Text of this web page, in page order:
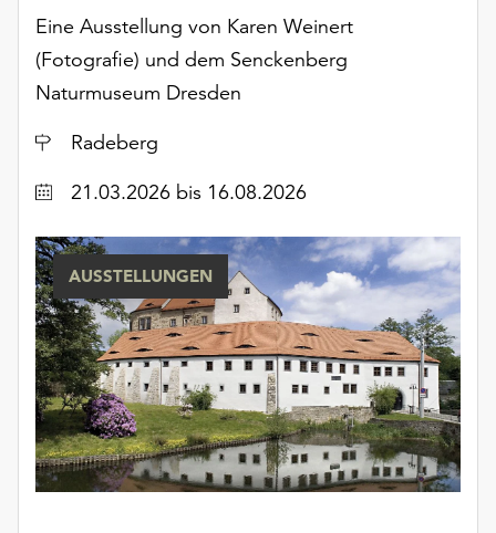
Möchten
Sie
die
verwendeten
Cookies
anpassen,
erreichen
Sie
die
Einstellungen
über
die
Schaltfläche
„Auswählen“.
Weitere
Informationen
finden
Eine Ausstellung von Karen Weinert
(Fotografie) und dem Senckenberg
Naturmuseum Dresden
Ort
Radeberg
Datum21.03.2026 bis 16.08.2026
AUSSTELLUNGEN